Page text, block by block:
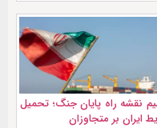
نقشه راه پایان جنگ؛ تحمیل
ایران بر متجاوزان